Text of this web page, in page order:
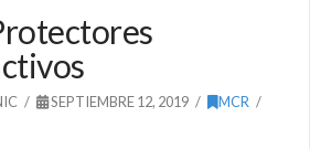
SEPTIEMBRE 12, 2019
MCR